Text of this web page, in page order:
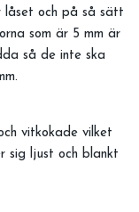
låset och på så sätt
som är 5 mm är
så de inte ska
vitkokade vilket
sig ljust och blankt